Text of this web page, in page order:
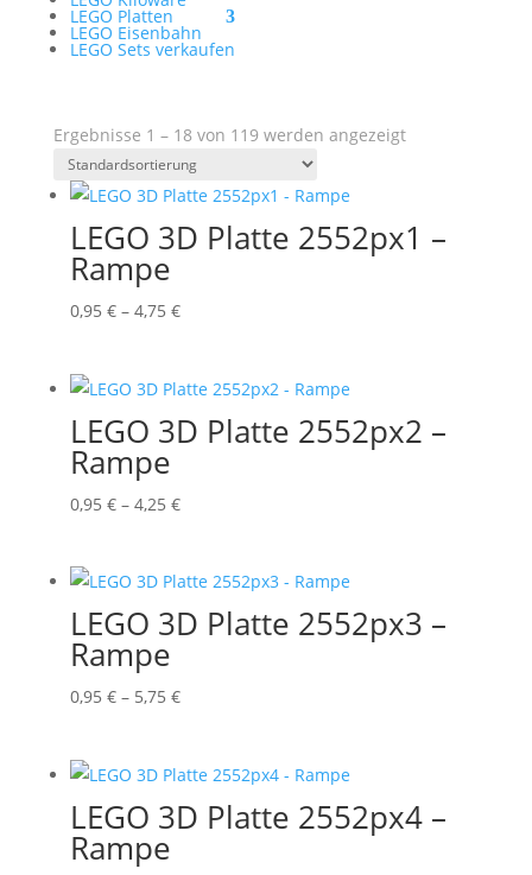
LEGO Platten
LEGO Eisenbahn
LEGO Sets verkaufen
Ergebnisse 1 – 18 von 119 werden angezeigt
LEGO 3D Platte 2552px1 –
Rampe
0,95 € – 4,75 €Preisspanne:
4,75 €
LEGO 3D Platte 2552px2 –
Rampe
0,95 € – 4,25 €Preisspanne:
4,25 €
LEGO 3D Platte 2552px3 –
Rampe
0,95 € – 5,75 €Preisspanne:
5,75 €
LEGO 3D Platte 2552px4 –
Rampe